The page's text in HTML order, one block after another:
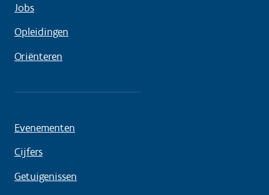
Jobs
Opleidingen
Oriënteren
Evenementen
Cijfers
Getuigenissen